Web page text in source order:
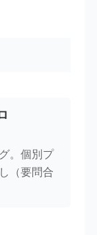
。個別プ
（要問合